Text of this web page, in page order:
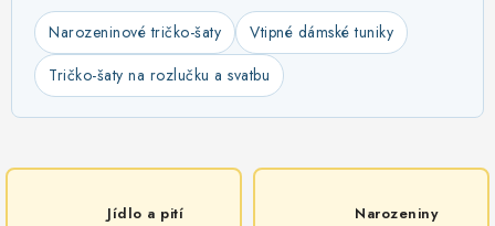
Narozeninové tričko-šaty
Vtipné dámské tuniky
Tričko-šaty na rozlučku a svatbu
Jídlo a pití Narozeniny